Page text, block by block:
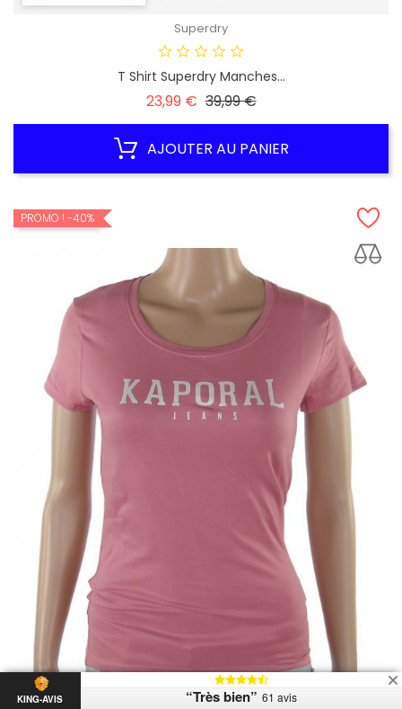
Superdry
T Shirt Superdry Manches...
23,99 € Prix
39,99 €Prix
AJOUTER AU PANIER
PROMO ! -40%
KING-AVIS “Très bien” 61 avis